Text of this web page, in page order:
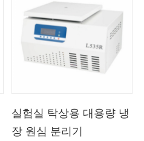
실험실 탁상용 대용량 냉
장 원심 분리기